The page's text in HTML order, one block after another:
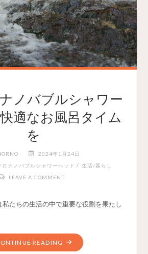
ノバブルシャワー
適なお風呂タイム
を
2024年1月24日
ロナノバブルシャワーヘッド / 生活/暮らし
LEAVE A COMMENT
たちの生活の中で重要な役割を果たし
READING